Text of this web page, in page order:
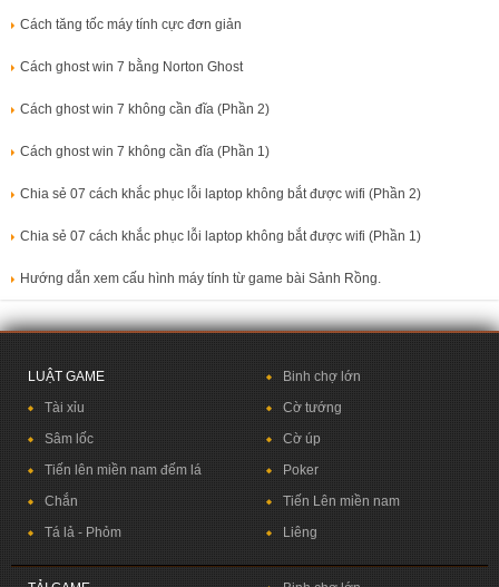
Cách tăng tốc máy tính cực đơn giản
Cách ghost win 7 bằng Norton Ghost
Cách ghost win 7 không cần đĩa (Phần 2)
Cách ghost win 7 không cần đĩa (Phần 1)
Chia sẻ 07 cách khắc phục lỗi laptop không bắt được wifi (Phần 2)
Chia sẻ 07 cách khắc phục lỗi laptop không bắt được wifi (Phần 1)
Hướng dẫn xem cấu hình máy tính từ game bài Sảnh Rồng.
LUẬT GAME
Tài xỉu
Sâm lốc
Tiến lên miền nam đếm lá
Chắn
Tá lả - Phỏm
Binh chợ lớn
Cờ tướng
Cờ úp
Poker
Tiến Lên miền nam
Liêng